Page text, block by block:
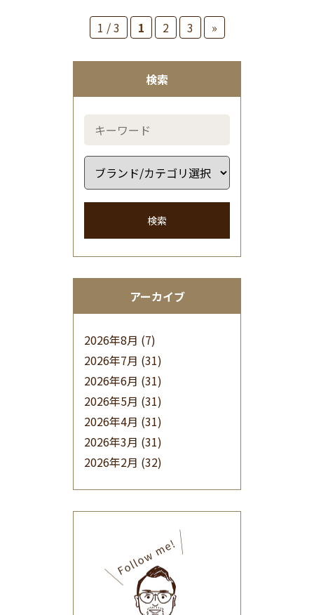
検索
検索
アーカイブ
2026年8月 (7)
2026年7月 (31)
2026年6月 (31)
2026年5月 (31)
2026年4月 (31)
2026年3月 (31)
2026年2月 (32)
(32)
2025年9月(30)
2025年8月(31)
2025年7月(37)
1 / 3 1 2 3 »